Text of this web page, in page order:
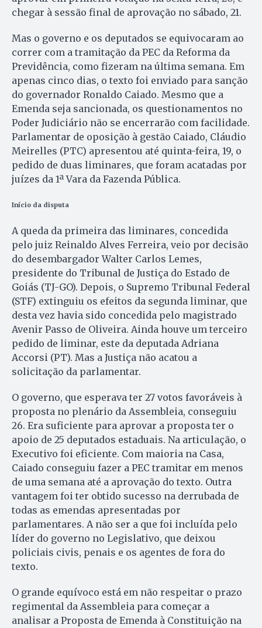
chegar à sessão final de aprovação no sábado, 21.
Mas o governo e os deputados se equivocaram ao
correr com a tramitação da PEC da Reforma da
Previdência, como fizeram na última semana. Em
apenas cinco dias, o texto foi enviado para sanção
do governador Ronaldo Caiado. Mesmo que a
Emenda seja sancionada, os questionamentos no
Poder Judiciário não se encerrarão com facilidade.
Parlamentar de oposição à gestão Caiado, Cláudio
Meirelles (PTC) apresentou até quinta-feira, 19, o
pedido de duas liminares, que foram acatadas por
juízes da 1ª Vara da Fazenda Pública.
Início da disputa
A queda da primeira das liminares, concedida
pelo juiz Reinaldo Alves Ferreira, veio por decisão
do desembargador Walter Carlos Lemes,
presidente do Tribunal de Justiça do Estado de
Goiás (TJ-GO). Depois, o Supremo Tribunal Federal
(STF) extinguiu os efeitos da segunda liminar, que
desta vez havia sido concedida pelo magistrado
Avenir Passo de Oliveira. Ainda houve um terceiro
pedido de liminar, este da deputada Adriana
Accorsi (PT). Mas a Justiça não acatou a
solicitação da parlamentar.
O governo, que esperava ter 27 votos favoráveis à
proposta no plenário da Assembleia, conseguiu
26. Era suficiente para aprovar a proposta ter o
apoio de 25 deputados estaduais. Na articulação, o
Executivo foi eficiente. Com maioria na Casa,
Caiado conseguiu fazer a PEC tramitar em menos
de uma semana até a aprovação do texto. Outra
vantagem foi ter obtido sucesso na derrubada de
todas as emendas apresentadas por
parlamentares. A não ser a que foi incluída pelo
líder do governo no Legislativo, que deixou
policiais civis, penais e os agentes de fora do
texto.
O grande equívoco está em não respeitar o prazo
regimental da Assembleia para começar a
analisar a Proposta de Emenda à Constituição na